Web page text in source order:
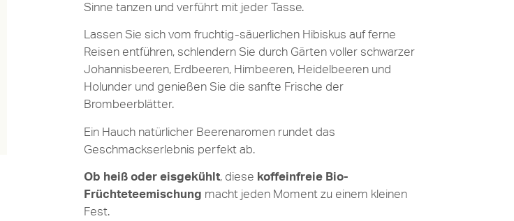
Sinne tanzen und verführt mit jeder Tasse.
Lassen Sie sich vom fruchtig-säuerlichen Hibiskus auf ferne
Reisen entführen, schlendern Sie durch Gärten voller schwarzer
Johannisbeeren, Erdbeeren, Himbeeren, Heidelbeeren und
Holunder und genießen Sie die sanfte Frische der
Brombeerblätter.
Ein Hauch natürlicher Beerenaromen rundet das
Geschmackserlebnis perfekt ab.
Ob heiß oder eisgekühlt, diese koffeinfreie Bio-
Früchteteemischung macht jeden Moment zu einem kleinen
Fest.